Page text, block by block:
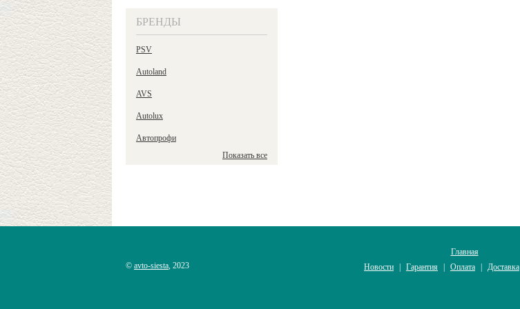
БРЕНДЫ
PSV
Autoland
AVS
Autolux
Автопрофи
Показать все
© avto-siesta, 2023
Главная
Новости
Гарантия Оплата Доставка